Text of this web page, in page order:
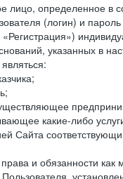
лицо, определенное в
(логин) и
указанных в
какие-либо
Сайта
и обязанности